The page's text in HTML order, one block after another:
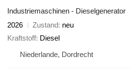
Industriemaschinen - Dieselgenerator
2026
Zustand neu
Kraftstoff Diesel
Niederlande, Dordrecht